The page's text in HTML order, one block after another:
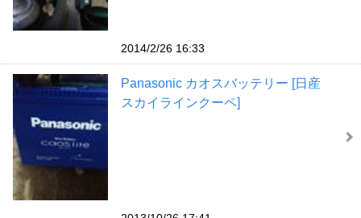
2014/2/26 16:33
Panasonic カオスバッテリー [日産
スカイラインクーペ]